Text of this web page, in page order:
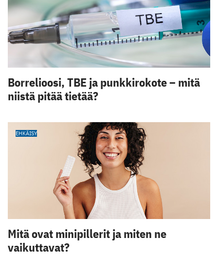
Borrelioosi, TBE ja punkkirokote – mitä
niistä pitää tietää?
EHKÄISY
Mitä ovat minipillerit ja miten ne
vaikuttavat?